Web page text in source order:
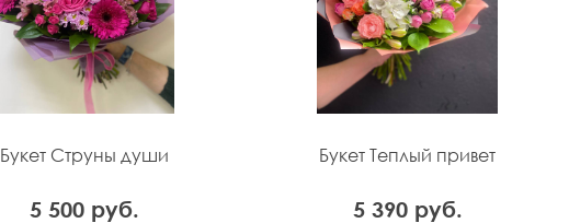
Букет Струны души
5 500 руб.
Букет Теплый привет
5 390 руб.